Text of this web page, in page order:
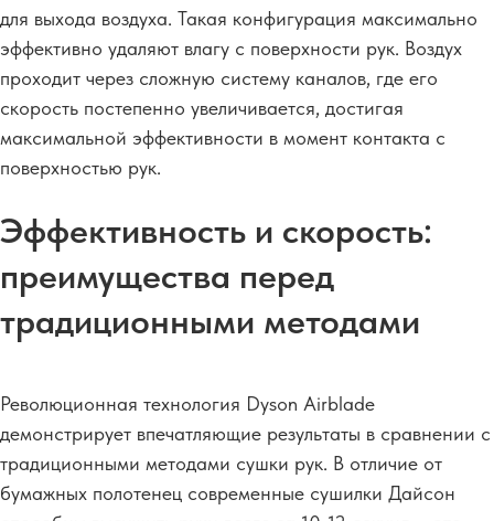
для выхода воздуха. Такая конфигурация максимально
эффективно удаляют влагу с поверхности рук. Воздух
проходит через сложную систему каналов, где его
скорость постепенно увеличивается, достигая
максимальной эффективности в момент контакта с
поверхностью рук.
Эффективность и скорость:
преимущества перед
традиционными методами
Революционная технология Dyson Airblade
демонстрирует впечатляющие результаты в сравнении с
традиционными методами сушки рук. В отличие от
бумажных полотенец современные сушилки Дайсон